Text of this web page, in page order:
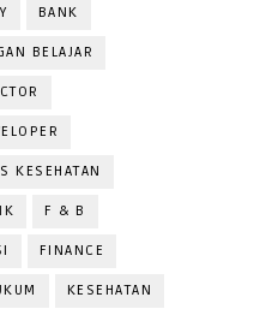
BANK
BELAJAR
KESEHATAN
F & B
FINANCE
KESEHATAN